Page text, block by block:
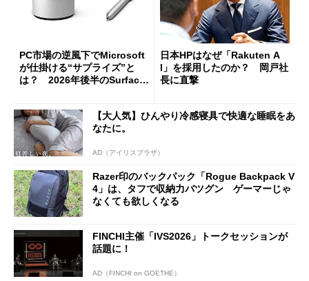
PC市場の逆風下でMicrosoft
が仕掛ける“サプライズ”と
は？ 2026年後半のSurface
日本HPはなぜ「Rakuten A
I」を採用したのか？ 岡戸社
長に直撃
【大人気】ひんやり冷感寝具で快適な睡眠をあ
なたに。
AD（アイリスプラザ）
Razer印のバックパック「Rogue Backpack V
4」は、タフで収納力バツグン ゲーマーじゃ
なくても欲しくなる
FINCHI主催「IVS2026」トークセッションが
話題に！
AD（FINCHI on GOETHE）